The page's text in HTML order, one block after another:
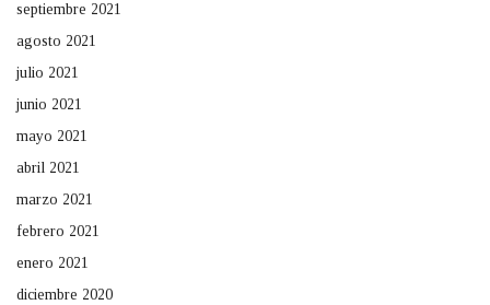
septiembre 2021
agosto 2021
julio 2021
junio 2021
mayo 2021
abril 2021
marzo 2021
febrero 2021
enero 2021
diciembre 2020